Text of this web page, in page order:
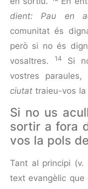
dient: Pau en
comunitat és
però si no és
vosaltres. 14 Si
vostres
ciutat traieu-vos
Si no us
sortir a fora
vos la pols
Tant al principi
text evangèlic